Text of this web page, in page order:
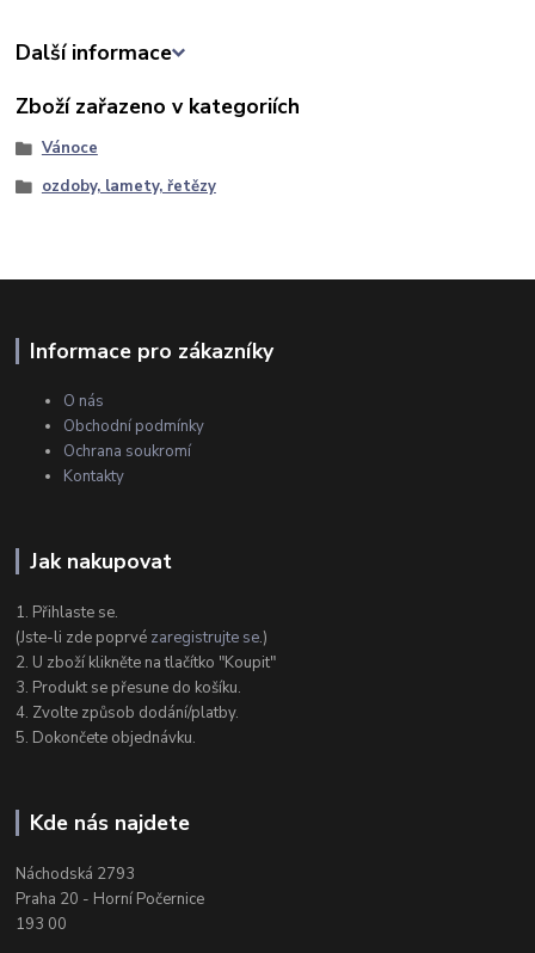
Další informace
Zboží zařazeno v kategoriích
Vánoce
ozdoby, lamety, řetězy
Informace pro zákazníky
O nás
Obchodní podmínky
Ochrana soukromí
Kontakty
Jak nakupovat
1. Přihlaste se.
(Jste-li zde poprvé zaregistrujte se.)
2. U zboží klikněte na tlačítko "Koupit"
3. Produkt se přesune do košíku.
4. Zvolte způsob dodání/platby.
5. Dokončete objednávku.
Kde nás najdete
Náchodská 2793
Praha 20 - Horní Počernice
193 00